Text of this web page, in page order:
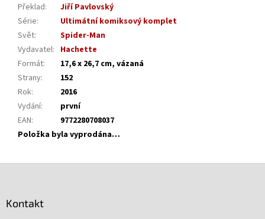
Překlad:
Jiří Pavlovský
Série:
Ultimátní komiksový komplet
Svět:
Spider-Man
Vydavatel: Hachette
Formát:
17,6 x 26,7 cm, vázaná
Strany:
152
Rok:
2016
Vydání:
první
EAN:
9772280708037
Položka byla vyprodána…
Kontakt